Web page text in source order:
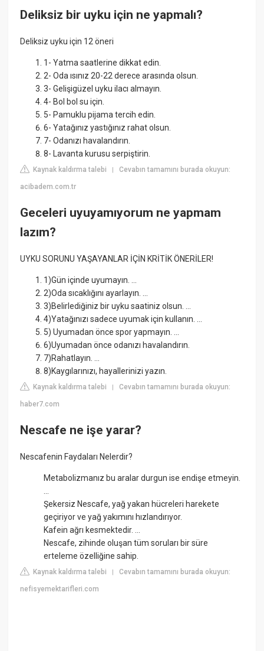
Deliksiz bir uyku için ne yapmalı?
Deliksiz uyku için 12 öneri
1- Yatma saatlerine dikkat edin.
2- Oda ısınız 20-22 derece arasında olsun.
3- Gelişigüzel uyku ilacı almayın.
4- Bol bol su için.
5- Pamuklu pijama tercih edin.
6- Yatağınız yastığınız rahat olsun.
7- Odanızı havalandırın.
8- Lavanta kurusu serpiştirin.
Kaynak kaldırma talebi |Cevabın tamamını burada okuyun:
acibadem.com.tr
Geceleri uyuyamıyorum ne yapmam
lazım?
UYKU SORUNU YAŞAYANLAR İÇİN KRİTİK ÖNERİLER!
1)Gün içinde uyumayın. ...
2)Oda sıcaklığını ayarlayın. ...
3)Belirlediğiniz bir uyku saatiniz olsun. ...
4)Yatağınızı sadece uyumak için kullanın. ...
5) Uyumadan önce spor yapmayın. ...
6)Uyumadan önce odanızı havalandırın.
7)Rahatlayın. ...
8)Kaygılarınızı, hayallerinizi yazın.
Kaynak kaldırma talebi |Cevabın tamamını burada okuyun:
haber7.com
Nescafe ne işe yarar?
Nescafenin Faydaları Nelerdir?
Metabolizmanız bu aralar durgun ise endişe etmeyin.
Şekersiz Nescafe, yağ yakan hücreleri harekete
geçiriyor ve yağ yakımını hızlandırıyor.
Kafein ağrı kesmektedir. ...
Nescafe, zihinde oluşan tüm soruları bir süre
erteleme özelliğine sahip.
Kaynak kaldırma talebi |Cevabın tamamını burada okuyun:
nefisyemektarifleri.com